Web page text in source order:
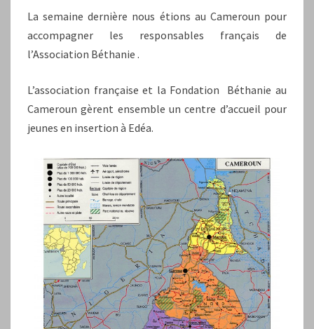
La semaine dernière nous étions au Cameroun pour
accompagner les responsables français de
l’Association Béthanie .
L’association française et la Fondation Béthanie au
Cameroun gèrent ensemble un centre d’accueil pour
jeunes en insertion à Edéa.